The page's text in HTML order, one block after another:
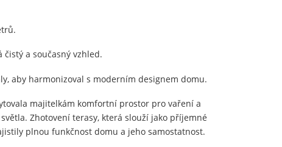
a současný vzhled.
aby harmonizoval s moderním designem domu.
majitelkám komfortní prostor pro vaření a
Zhotovení terasy, která slouží jako příjemné
plnou funkčnost domu a jeho samostatnost.